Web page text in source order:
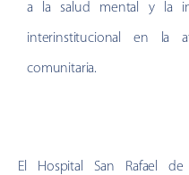
a la salud mental y la
interinstitucional en la
comunitaria.
El Hospital San Rafael